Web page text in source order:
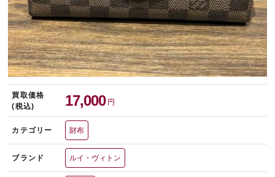
買取価格
(税込)
17,000 円
カテゴリー 財布
ブランド ルイ・ヴィトン